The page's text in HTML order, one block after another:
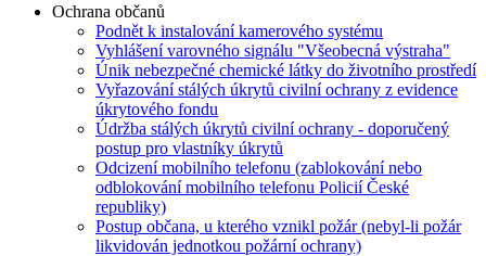
Ochrana občanů
Podnět k instalování kamerového systému
Vyhlášení varovného signálu "Všeobecná výstraha"
Únik nebezpečné chemické látky do životního prostředí
Vyřazování stálých úkrytů civilní ochrany z evidence
úkrytového fondu
Údržba stálých úkrytů civilní ochrany - doporučený
postup pro vlastníky úkrytů
Odcizení mobilního telefonu (zablokování nebo
odblokování mobilního telefonu Policií České
republiky)
Postup občana, u kterého vznikl požár (nebyl-li požár
likvidován jednotkou požární ochrany)